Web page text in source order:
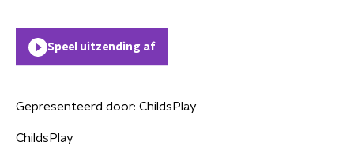
Speel uitzending af
Gepresenteerd door: ChildsPlay
ChildsPlay